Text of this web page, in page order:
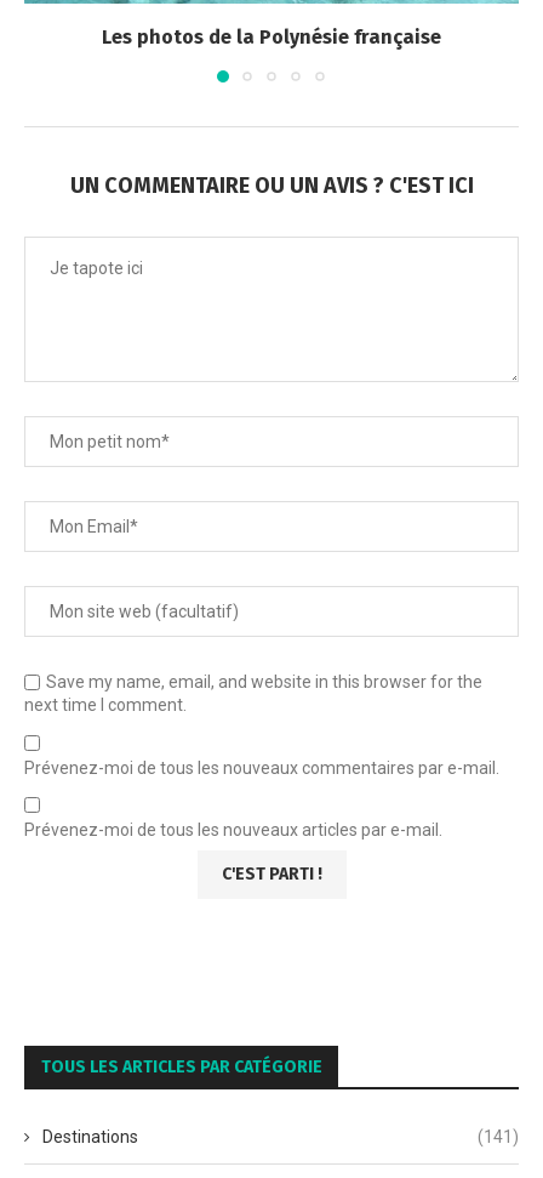
Les photos de la Polynésie française
UN COMMENTAIRE OU UN AVIS ? C'EST ICI
Save my name, email, and website in this browser for the
next time I comment.
Prévenez-moi de tous les nouveaux commentaires par e-mail.
Prévenez-moi de tous les nouveaux articles par e-mail.
TOUS LES ARTICLES PAR CATÉGORIE
Destinations (141)